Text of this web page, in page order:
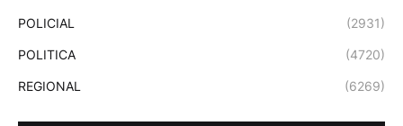
POLICIAL (2931)
POLITICA (4720)
REGIONAL (6269)